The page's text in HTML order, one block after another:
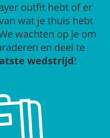
outfit hebt of er
wat je thuis hebt
wachten op je om
en deel te
wedstrijd!